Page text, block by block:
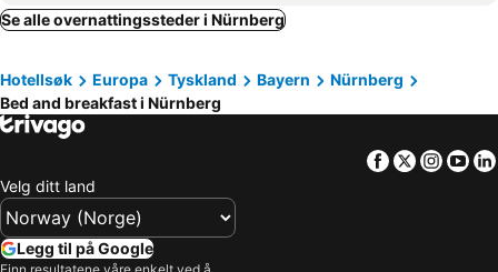
Etzelwang, bed and breakfasts
Heroldsberg, bed and breakfasts
Mühlhausen, bed and breakfasts
Egloffstein, bed and breakfasts
Schwanstetten, bed and breakfasts
Se alle overnattingssteder i Nürnberg
Hotellsøk Europa Tyskland Bayern
Nürnberg
Bed and breakfast i Nürnberg
Facebook
Twitter
Velg ditt land
Legg til på Google